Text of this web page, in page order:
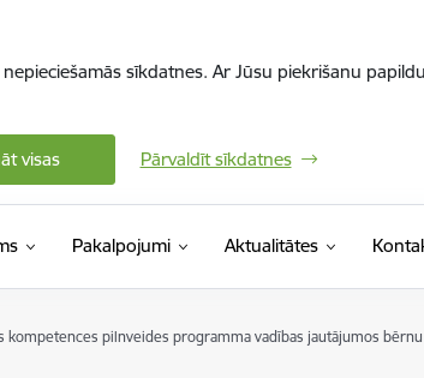
sīkdatnes. Ar Jūsu piekrišanu
visas Pārvaldīt sīkdatnes
Pakalpojumi Aktualitātes
kompetences pilnveides programma vadības jautājumos